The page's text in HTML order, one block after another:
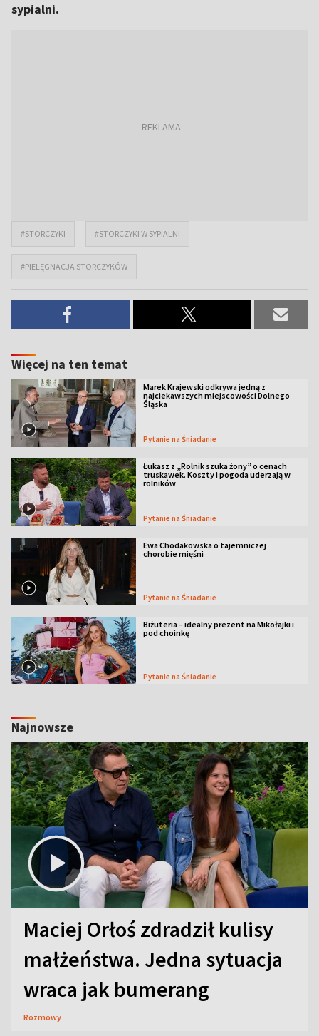
sypialni.
#STORCZYKI #STORCZYKI W SYPIALNI
#PIELĘGNACJA STORCZYKÓW
Więcej na ten temat
Marek Krajewski odkrywa jedną z
najciekawszych miejscowości Dolnego
Śląska
Pytanie na Śniadanie
Łukasz z „Rolnik szuka żony” o cenach
truskawek. Koszty i pogoda uderzają w
rolników
Pytanie na Śniadanie
Ewa Chodakowska o tajemniczej
chorobie mięśni
Pytanie na Śniadanie
Biżuteria – idealny prezent na Mikołajki i
pod choinkę
Pytanie na Śniadanie
Najnowsze
Maciej Orłoś zdradził kulisy
małżeństwa. Jedna sytuacja
wraca jak bumerang
Rozmowy